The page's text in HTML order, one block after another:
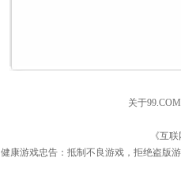
关于99.COM
《互
健康游戏忠告：抵制不良游戏，拒绝盗版